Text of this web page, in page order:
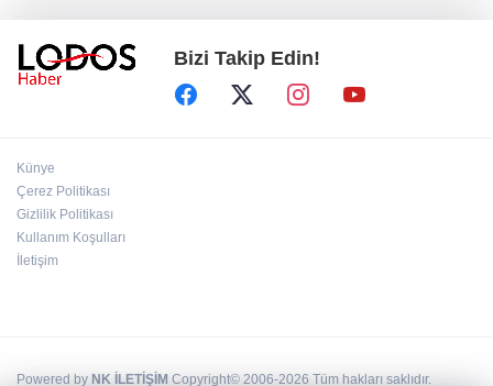
Kuşadası Belediyesi soruşturmasında dikkat
çeken gözaltılar!
Bizi Takip Edin!
Künye
Çerez Politikası
Gizlilik Politikası
Kullanım Koşulları
İletişim
Powered by NK İLETİŞİM Copyright© 2006-2026 Tüm hakları saklıdır.